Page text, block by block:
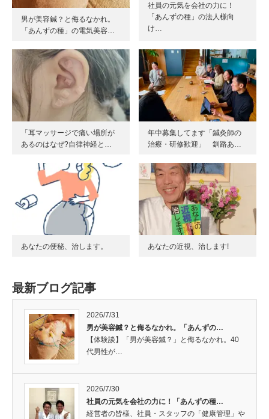
男が美容鍼？と侮るなかれ。
「あんずの種」の電気美容…
社員の元気を会社の力に！
「あんずの種」の法人様向
け…
「耳マッサージで痛い場所が
あるのはなぜ?自律神経と…
年中募集してます「鍼灸師の
治療・研修歓迎」 釧路あ…
あなたの便秘、治します。 あなたの近視、治します!
最新ブログ記事
2026/7/31
男が美容鍼？と侮るなかれ。「あんずの…
【体験談】「男が美容鍼？」と侮るなかれ。40
代男性が…
2026/7/30
社員の元気を会社の力に！「あんずの種…
経営者の皆様、社員・スタッフの「健康管理」や